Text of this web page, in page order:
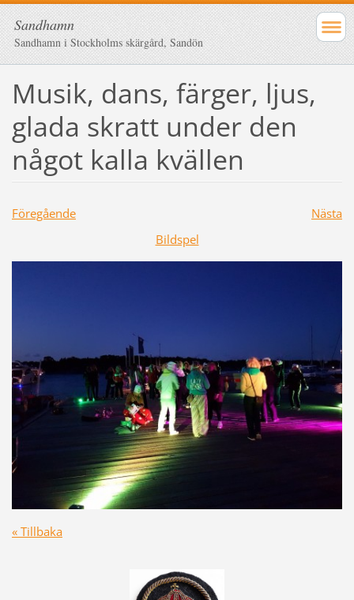
Sandhamn
Sandhamn i Stockholms skärgård, Sandön
Musik, dans, färger, ljus,
glada skratt under den
något kalla kvällen
Föregående
Nästa
Bildspel
« Tillbaka